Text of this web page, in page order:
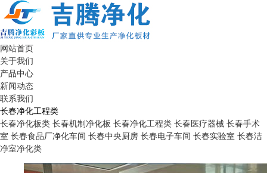
网站首页
关于我们
产品中心
新闻动态
联系我们
长春净化工程类
长春净化板类 长春机制净化板 长春净化工程类 长春医疗器械 长春手术
室 长春食品厂净化车间 长春中央厨房 长春电子车间 长春实验室 长春洁
净室净化类